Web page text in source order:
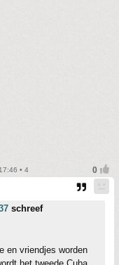
• 4
schreef
en vriendjes worden